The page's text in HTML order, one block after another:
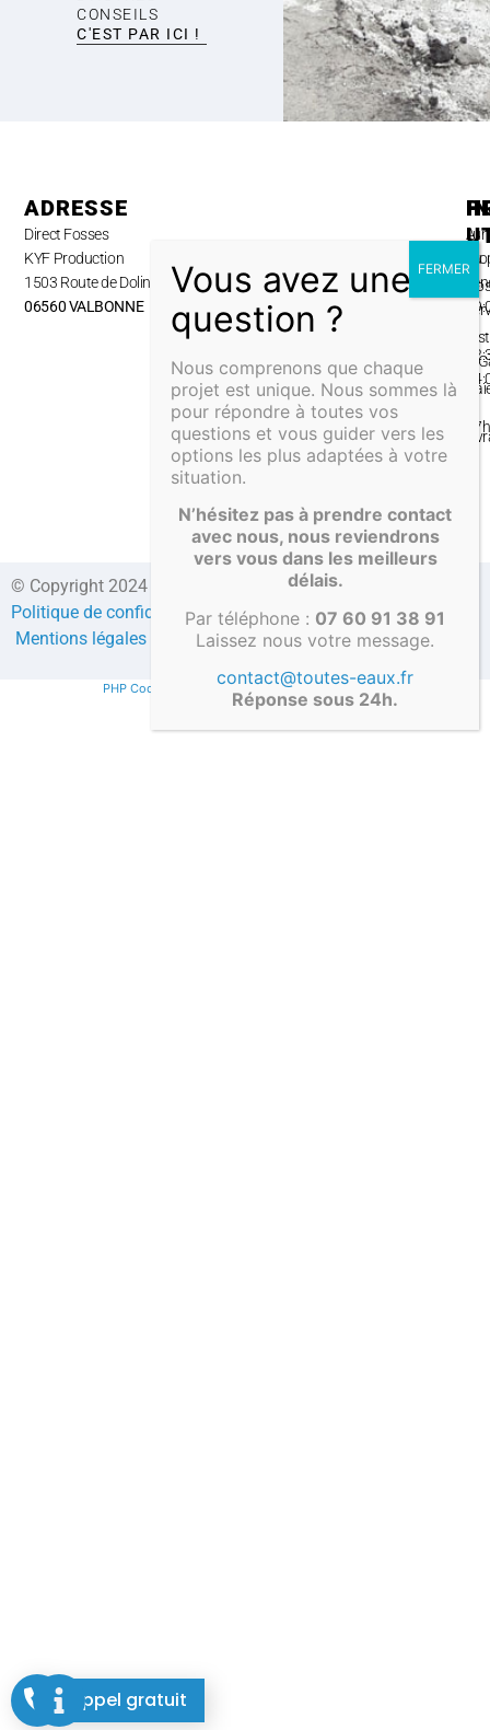
CONSEILS
C'EST PAR ICI !
ADRESSE
Direct Fosses
KYF Production
1503 Route de Dolines,
06560 VALBONNE
au
A
&
© Copyright 2024 Direct-fosses.com Tous droits réservés –
Politique de confidentialité –Formulaire de contact– CGV
Mentions légales
Compte client
PHP Code Snippets Powered By : XYZScripts.com
Nous comprenons que chaque
projet est unique. Nous sommes là
pour répondre à toutes vos
questions et vous guider vers les
options les plus adaptées à votre
situation.
N’hésitez pas à prendre contact
avec nous, nous reviendrons
vers vous dans les meilleurs
délais.
Par téléphone : 07 60 91 38 91
Laissez nous votre message.
contact@toutes-eaux.fr
Réponse sous 24h.
Appel gratuit